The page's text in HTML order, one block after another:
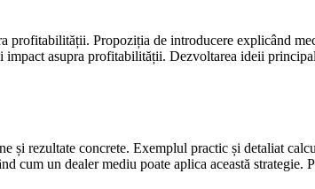
profitabilității. Propoziția de introducere explicând
asupra profitabilității. Dezvoltarea ideii
și rezultate concrete. Exemplul practic și detaliat
cum un dealer mediu poate aplica această